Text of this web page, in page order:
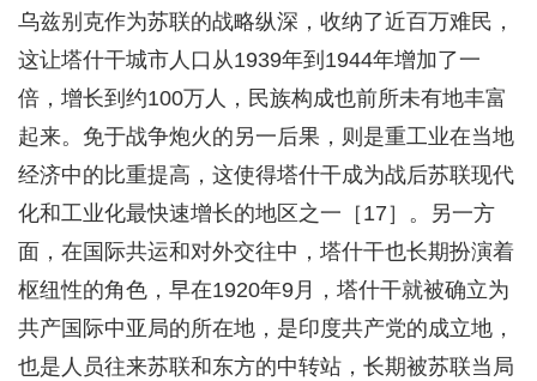
乌兹别克作为苏联的战略纵深，收纳了近百万难民，
这让塔什干城市人口从1939年到1944年增加了一
倍，增长到约100万人，民族构成也前所未有地丰富
起来。免于战争炮火的另一后果，则是重工业在当地
经济中的比重提高，这使得塔什干成为战后苏联现代
化和工业化最快速增长的地区之一［17］。另一方
面，在国际共运和对外交往中，塔什干也长期扮演着
枢纽性的角色，早在1920年9月，塔什干就被确立为
共产国际中亚局的所在地，是印度共产党的成立地，
也是人员往来苏联和东方的中转站，长期被苏联当局